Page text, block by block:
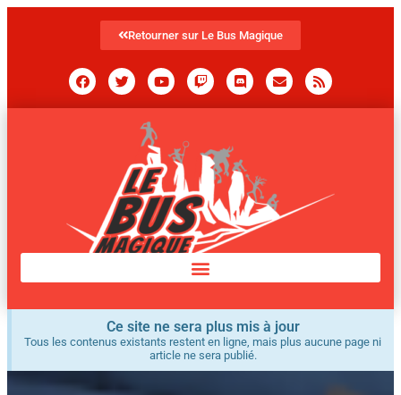
Retourner sur Le Bus Magique
Ce site ne sera plus mis à jour
Tous les contenus existants restent en ligne, mais plus aucune page ni
article ne sera publié.